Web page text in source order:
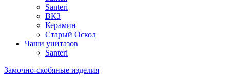
Santeri
ВКЗ
Керамин
Старый Оскол
Чаши унитазов
Santeri
Замочно-скобяные изделия